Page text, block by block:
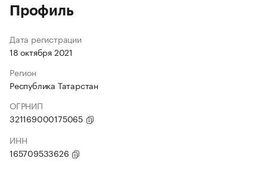
Профиль
Дата регистрации
18 октября 2021
Регион
Республика Татарстан
ОГРНИП
321169000175065
ИНН
165709533626